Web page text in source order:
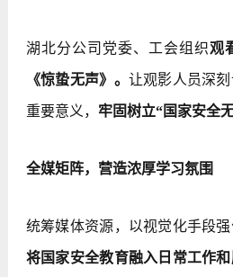
湖北分公司党委、工会组织观
《惊蛰无声》。 让观影人员深
重要意义， 牢固树立“国家安全
全媒矩阵，营造浓厚学习氛围
统筹媒体资源，以视觉化手段
将国家安全教育融入日常工作